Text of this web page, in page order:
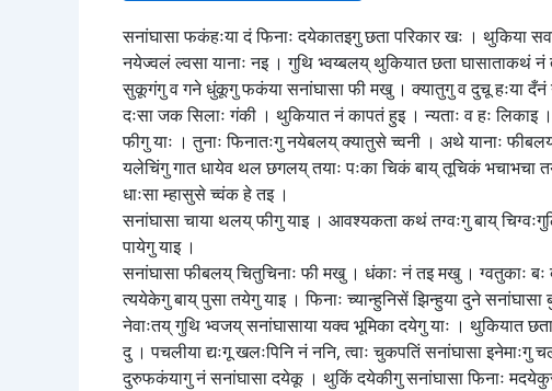
सनांघासा फकंहःया दं फिनाः दयेकातइगु छता परिकार खः । थुकिया
नयेज्वलं ल्वसा यानाः नइ । गुथि भ्वय्बलय् थुकियात छता घासाताकथं
सुकूगंगु व गने धुंकूगु फकंया सनांघासा फी मखु । क्यातुगु व दुचू हःया दँनं
दःसा जक सिलाः गंकी । थुकियात नं कापतं हुइ । न्यताः व हः लिकाइ
फीगु याः । तुनाः फिनातःगु नयेबलय् क्यातुसे च्वनी । अथे यानाः
यलेचिंगु गात धायेव थल छगलय् तयाः पःका चिकं बाय् तूचिकं भचाभचा
धाःसा म्हासुसे च्वंक हे तइ ।
सनांघासा चाया थलय् फीगु याइ । आवश्यकता कथं तग्वःगु बाय्
पायेगु याइ ।
सनांघासा फीबलय् चितुचिनाः फी मखु । धंकाः नं तइ मखु । ग्वतुकाः बः
त्ययेकेगु बाय् पुसा तयेगु याइ । फिनाः च्यान्हुनिसें झिन्हुया दुने सनांघासा
नेवाःतय् गुथि भ्वजय् सनांघासाया यक्व भूमिका दयेगु याः । थुकियात
दु । पचलीया द्यःगू खलःपिनि नं ननि, त्वाः चुकपतिं सनांघासा
दुरुफकंयागु नं सनांघासा दयेकू । थुकिं दयेकीगु सनांघासा फिनाः